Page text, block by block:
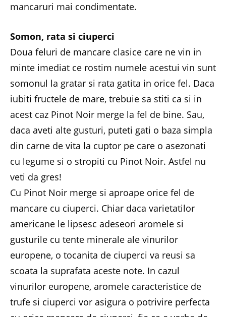
mancaruri mai condimentate.
Somon, rata si ciuperci
Doua feluri de mancare clasice care ne vin in
minte imediat ce rostim numele acestui vin sunt
somonul la gratar si rata gatita in orice fel. Daca
iubiti fructele de mare, trebuie sa stiti ca si in
acest caz Pinot Noir merge la fel de bine. Sau,
daca aveti alte gusturi, puteti gati o baza simpla
din carne de vita la cuptor pe care o asezonati
cu legume si o stropiti cu Pinot Noir. Astfel nu
veti da gres!
Cu Pinot Noir merge si aproape orice fel de
mancare cu ciuperci. Chiar daca varietatilor
americane le lipsesc adeseori aromele si
gusturile cu tente minerale ale vinurilor
europene, o tocanita de ciuperci va reusi sa
scoata la suprafata aceste note. In cazul
vinurilor europene, aromele caracteristice de
trufe si ciuperci vor asigura o potrivire perfecta